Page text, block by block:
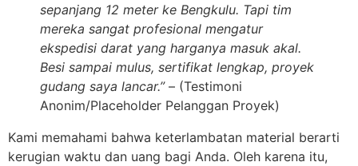
sepanjang 12 meter ke Bengkulu. Tapi tim
mereka sangat profesional mengatur
ekspedisi darat yang harganya masuk akal.
Besi sampai mulus, sertifikat lengkap, proyek
gudang saya lancar.”– (Testimoni
Anonim/Placeholder Pelanggan Proyek)
Kami memahami bahwa keterlambatan material berarti
kerugian waktu dan uang bagi Anda. Oleh karena itu,